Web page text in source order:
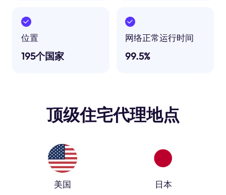
位置
195个国家
网络正常运行时间
99.5%
顶级住宅代理地点
美国 日本